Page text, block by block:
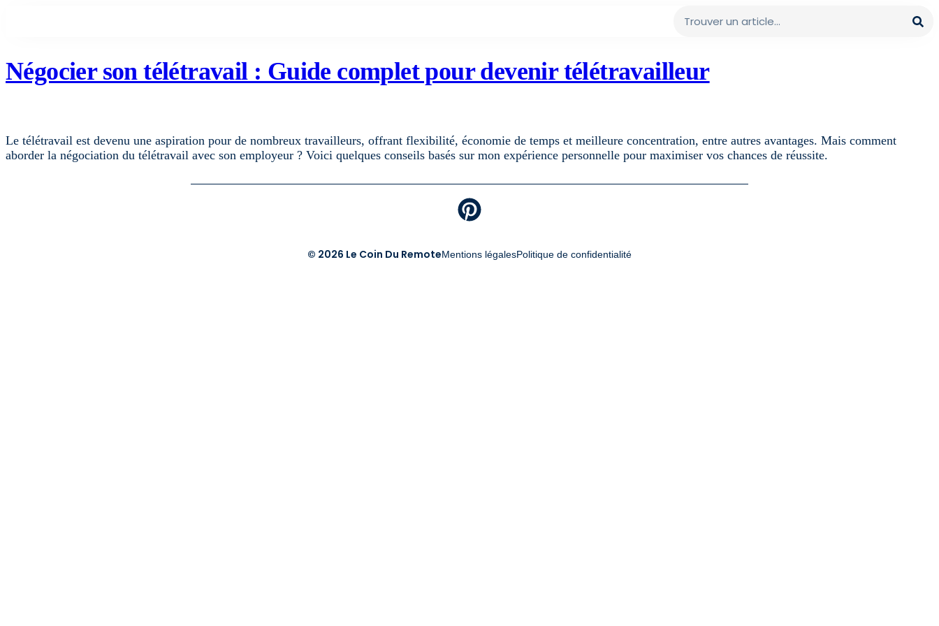
Négocier son télétravail : Guide complet pour devenir télétravailleur
Le télétravail est devenu une aspiration pour de nombreux travailleurs, offrant flexibilité, économie de temps et meilleure concentration, entre autres avantages. Mais comment
aborder la négociation du télétravail avec son employeur ? Voici quelques conseils basés sur mon expérience personnelle pour maximiser vos chances de réussite.
© 2026 Le Coin Du RemoteMentions légalesPolitique de confidentialité